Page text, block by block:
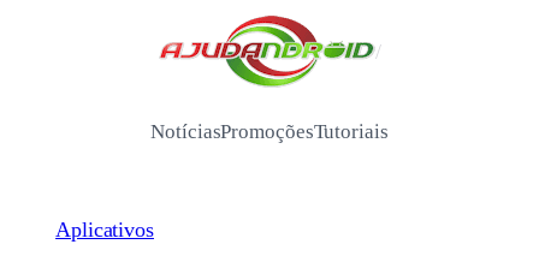
/
NotíciasPromoçõesTutoriais
Aplicativos